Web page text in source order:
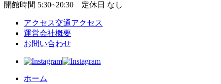
開館時間 5:30~20:30 定休日 なし
アクセス交通アクセス
運営会社概要
お問い合わせ
ホーム